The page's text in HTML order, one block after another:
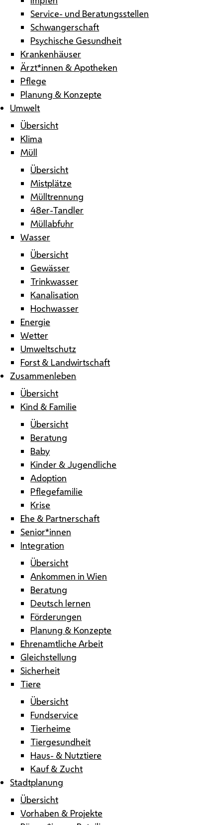
Service- und Beratungsstellen
Schwangerschaft
Psychische Gesundheit
Krankenhäuser
Ärzt*innen & Apotheken
Pflege
Planung & Konzepte
Umwelt
Übersicht
Klima
Müll
Übersicht
Mistplätze
Mülltrennung
48er-Tandler
Müllabfuhr
Wasser
Übersicht
Gewässer
Trinkwasser
Kanalisation
Hochwasser
Energie
Wetter
Umweltschutz
Forst & Landwirtschaft
Zusammenleben
Übersicht
Kind & Familie
Übersicht
Beratung
Baby
Kinder & Jugendliche
Adoption
Pflegefamilie
Krise
Ehe & Partnerschaft
Senior*innen
Integration
Übersicht
Ankommen in Wien
Beratung
Deutsch lernen
Förderungen
Planung & Konzepte
Ehrenamtliche Arbeit
Gleichstellung
Sicherheit
Tiere
Übersicht
Fundservice
Tierheime
Tiergesundheit
Haus- & Nutztiere
Kauf & Zucht
Stadtplanung
Übersicht
Vorhaben & Projekte